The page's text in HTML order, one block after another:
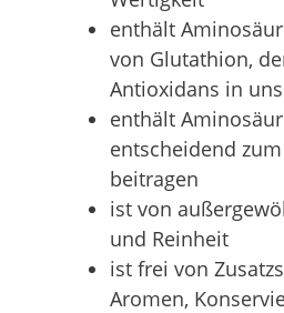
enthält
von Glutathion,
Antioxidans in
enthält
entscheidend
beitragen
ist von
und Reinheit
ist frei von
Aromen,